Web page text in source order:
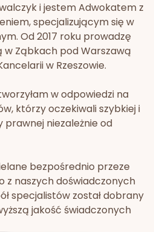
i jestem Adwokatem z
specjalizującym się w
Od 2017 roku prowadzę
Ząbkach pod Warszawą
w Rzeszowie.
w odpowiedzi na
którzy oczekiwali szybkiej i
niezależnie od
bezpośrednio przeze
z naszych doświadczonych
specjalistów został dobrany
jakość świadczonych